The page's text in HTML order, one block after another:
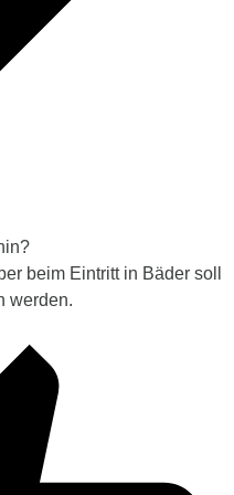
beim Eintritt in Bäder soll
werden.